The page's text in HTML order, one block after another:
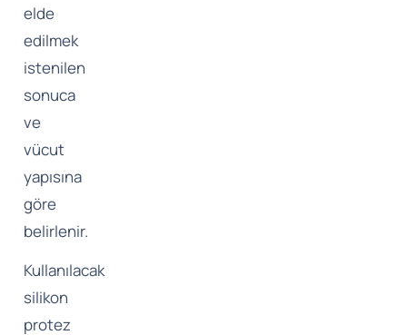
elde
edilmek
istenilen
sonuca
ve
vücut
yapısına
göre
belirlenir.
Kullanılacak
silikon
protez